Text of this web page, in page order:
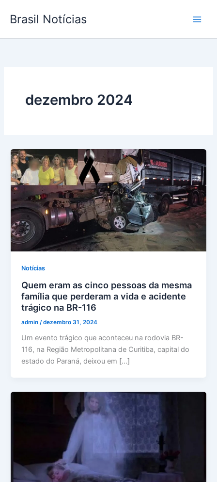
para
conteúdo
Brasil Notícias
dezembro 2024
Notícias
Quem eram as cinco pessoas da mesma
família que perderam a vida e acidente
trágico na BR-116
admin /dezembro 31, 2024
Um evento trágico que aconteceu na rodovia BR-
116, na Região Metropolitana de Curitiba, capital do
estado do Paraná, deixou em […]